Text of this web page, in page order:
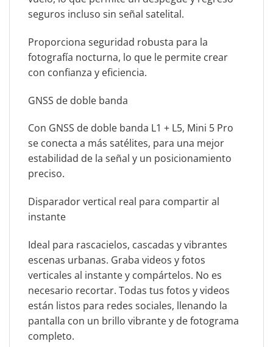
seguros incluso sin señal satelital.
Proporciona seguridad robusta para la
fotografía nocturna, lo que le permite crear
con confianza y eficiencia.
GNSS de doble banda
Con GNSS de doble banda L1 + L5, Mini 5 Pro
se conecta a más satélites, para una mejor
estabilidad de la señal y un posicionamiento
preciso.
Disparador vertical real para compartir al
instante
Ideal para rascacielos, cascadas y vibrantes
escenas urbanas. Graba videos y fotos
verticales al instante y compártelos. No es
necesario recortar. Todas tus fotos y videos
están listos para redes sociales, llenando la
pantalla con un brillo vibrante y de fotograma
completo.